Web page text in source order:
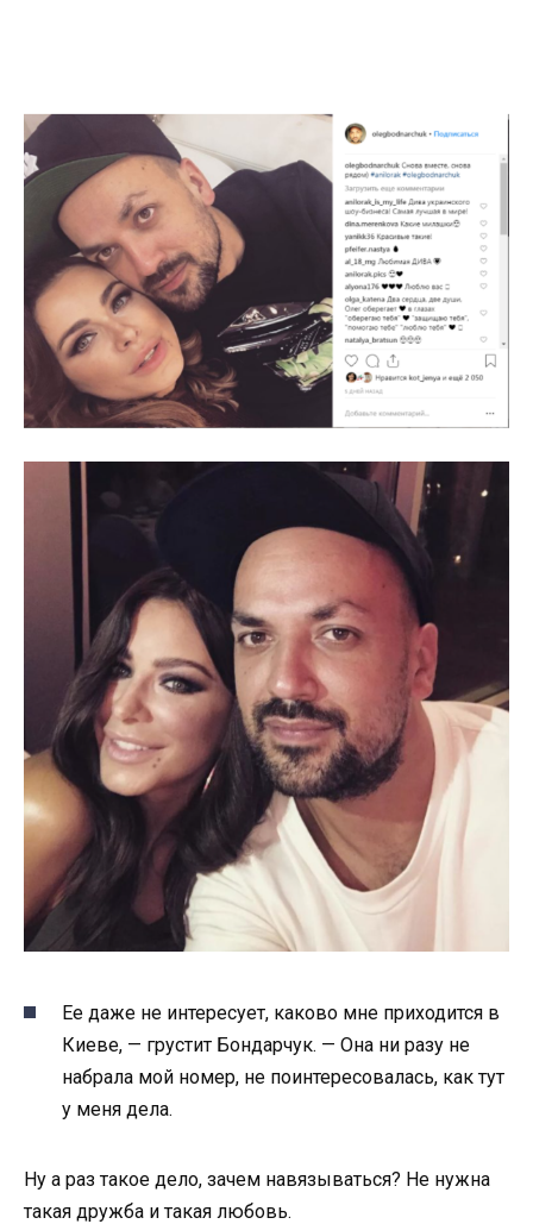
Ее даже не интересует, каково мне приходится в
Киеве, — грустит Бондарчук. — Она ни разу не
набрала мой номер, не поинтересовалась, как тут
у меня дела.
Ну а раз такое дело, зачем навязываться? Не нужна
такая дружба и такая любовь.